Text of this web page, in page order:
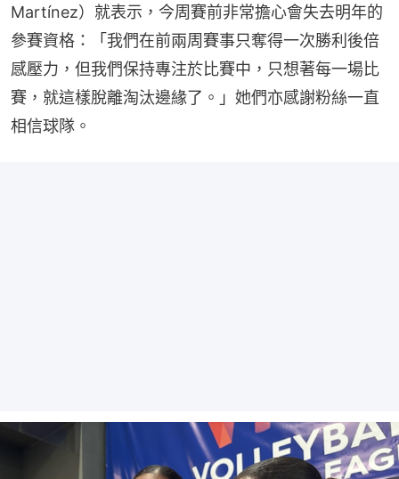
Martínez）就表示，今周賽前非常擔心會失去明年的
參賽資格：「我們在前兩周賽事只奪得一次勝利後倍
感壓力，但我們保持專注於比賽中，只想著每一場比
賽，就這樣脫離淘汰邊緣了。」她們亦感謝粉絲一直
相信球隊。